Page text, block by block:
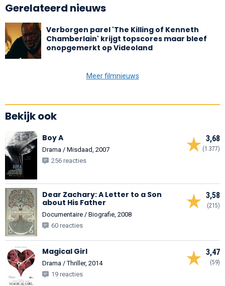
Gerelateerd nieuws
Verborgen parel 'The Killing of Kenneth
Chamberlain' krijgt topscores maar bleef
onopgemerkt op Videoland
Meer filmnieuws
Bekijk ook
3,68
(1.377)
Boy A
Drama / Misdaad, 2007
256 reacties
3,58
(215)
Dear Zachary: A Letter to a Son
about His Father
Documentaire / Biografie, 2008
60 reacties
3,47
(59)
Magical Girl
Drama / Thriller, 2014
19 reacties